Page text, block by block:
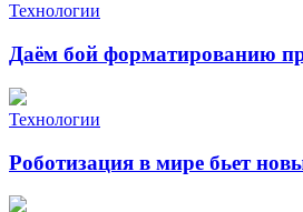
Технологии
Даём бой форматированию
Технологии
Роботизация в мире бьет